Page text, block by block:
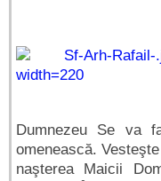
Dumnezeu Se va
omenească.
naşterea Maicii